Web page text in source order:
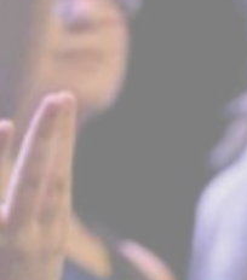
Bibliothèque musicale
Infos pratiques
CANDIDATURES
BILLETTERIE